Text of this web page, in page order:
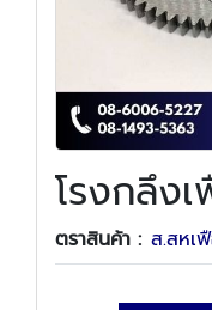
โรงกลึง
ตราสินค้า : ส.สหเ